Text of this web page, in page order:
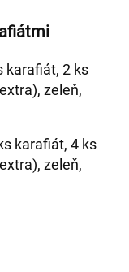
karafiát, 2 ks
zeleň,
karafiát, 4 ks
zeleň,